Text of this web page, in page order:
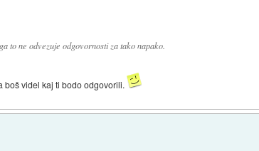
to ne odvezuje odgovornosti za tako napako.
boš videl kaj ti bodo odgovorili.